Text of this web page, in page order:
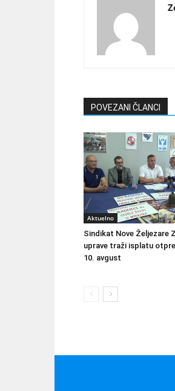
POVEZANI ČLANCI
Aktuelno
Sindikat Nove Željezare
uprave traži isplatu
10. avgust